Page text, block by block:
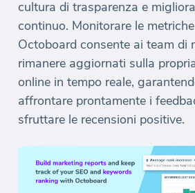
cultura di trasparenza e
continuo. Monitorare le
Octoboard consente ai team di
rimanere aggiornati sulla
online in tempo reale,
affrontare prontamente i
sfruttare le recensioni positive.